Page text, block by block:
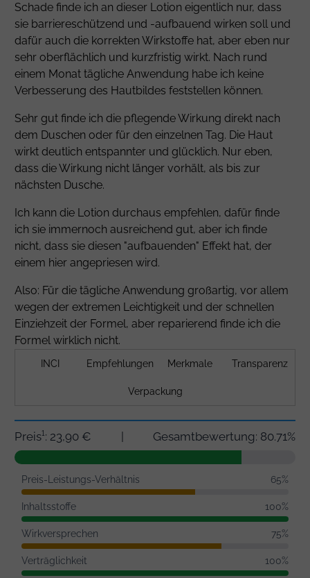
Schade finde ich an dieser Lotion eigentlich nur, dass
sie barriereschützend und -aufbauend wirken soll und
dafür auch die korrekten Wirkstoffe hat, aber eben nur
sehr oberflächlich und kurzfristig wirkt. Nach rund
einem Monat tägliche Anwendung habe ich keine
Verbesserung des Hautbildes feststellen können.
Sehr gut finde ich die pflegende Wirkung direkt nach
dem Duschen oder für den einzelnen Tag. Die Haut
wirkt deutlich entspannter und glücklich. Nur eben,
dass die Wirkung nicht länger vorhält, als bis zur
nächsten Dusche.
Ich kann die Lotion durchaus empfehlen, dafür finde
ich sie immernoch ausreichend gut, aber ich finde
nicht, dass sie diesen "aufbauenden" Effekt hat, der
einem hier angepriesen wird.
Also: Für die tägliche Anwendung großartig, vor allem
wegen der extremen Leichtigkeit und der schnellen
Einziehzeit der Formel, aber reparierend finde ich die
Formel wirklich nicht.
INCI Empfehlungen Merkmale Transparenz
Verpackung
Preis¹: 23,90 € Gesamtbewertung: 80.71%
Preis-Leistungs-Verhältnis 65%
Inhaltsstoffe 100%
Wirkversprechen 75%
Verträglichkeit 100%